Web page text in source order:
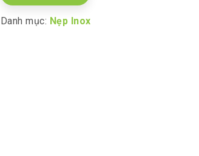
Danh mục: Nẹp Inox